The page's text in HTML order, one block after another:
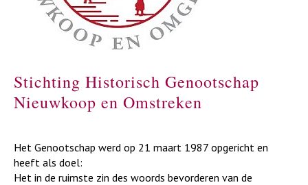
Stichting Historisch Genootschap
Nieuwkoop en Omstreken
Het Genootschap werd op 21 maart 1987 opgericht en
heeft als doel:
Het in de ruimste zin des woords bevorderen van de